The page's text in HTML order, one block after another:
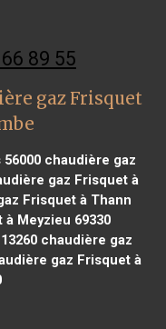
89 55
gaz Frisquet
chaudière gaz
gaz Frisquet à
Frisquet à Thann
Meyzieu 69330
chaudière gaz
gaz Frisquet à